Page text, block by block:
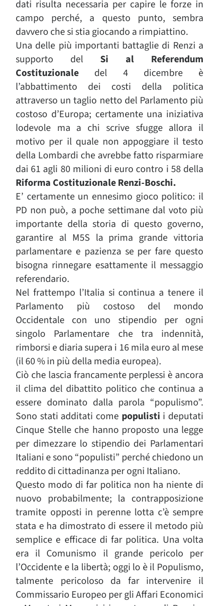
dati risulta necessaria per capire le forze in
campo perché, a questo punto, sembra
davvero che si stia giocando a rimpiattino.
Una delle più importanti battaglie di Renzi a
supporto del Si al Referendum
Costituzionale del 4 dicembre è
l’abbattimento dei costi della politica
attraverso un taglio netto del Parlamento più
costoso d’Europa; certamente una iniziativa
lodevole ma a chi scrive sfugge allora il
motivo per il quale non appoggiare il testo
della Lombardi che avrebbe fatto risparmiare
dai 61 agli 80 milioni di euro contro i 58 della
Riforma Costituzionale Renzi-Boschi.
E’ certamente un ennesimo gioco politico: il
PD non può, a poche settimane dal voto più
importante della storia di questo governo,
garantire al M5S la prima grande vittoria
parlamentare e pazienza se per fare questo
bisogna rinnegare esattamente il messaggio
referendario.
Nel frattempo l’Italia si continua a tenere il
Parlamento più costoso del mondo
Occidentale con uno stipendio per ogni
singolo Parlamentare che tra indennità,
rimborsi e diaria supera i 16 mila euro al mese
(il 60 % in più della media europea).
Ciò che lascia francamente perplessi è ancora
il clima del dibattito politico che continua a
essere dominato dalla parola “populismo”.
Sono stati additati come populisti i deputati
Cinque Stelle che hanno proposto una legge
per dimezzare lo stipendio dei Parlamentari
Italiani e sono “populisti” perché chiedono un
reddito di cittadinanza per ogni Italiano.
Questo modo di far politica non ha niente di
nuovo probabilmente; la contrapposizione
tramite opposti in perenne lotta c’è sempre
stata e ha dimostrato di essere il metodo più
semplice e efficace di far politica. Una volta
era il Comunismo il grande pericolo per
l’Occidente e la libertà; oggi lo è il Populismo,
talmente pericoloso da far intervenire il
Commissario Europeo per gli Affari Economici